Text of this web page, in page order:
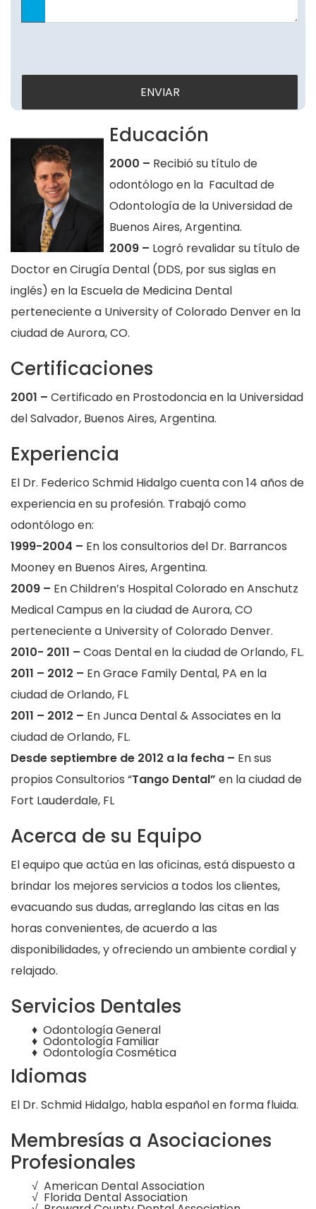
Educación
2000 – Recibió su título de
odontólogo en la Facultad de
Odontología de la Universidad de
Buenos Aires, Argentina.
2009 – Logró revalidar su título de
Doctor en Cirugía Dental (DDS, por sus siglas en
inglés) en la Escuela de Medicina Dental
perteneciente a University of Colorado Denver en la
ciudad de Aurora, CO.
Certificaciones
2001 – Certificado en Prostodoncia en la Universidad
del Salvador, Buenos Aires, Argentina.
Experiencia
El Dr. Federico Schmid Hidalgo cuenta con 14 años de
experiencia en su profesión. Trabajó como
odontólogo en:
1999-2004 – En los consultorios del Dr. Barrancos
Mooney en Buenos Aires, Argentina.
2009 – En Children’s Hospital Colorado en Anschutz
Medical Campus en la ciudad de Aurora, CO
perteneciente a University of Colorado Denver.
2010- 2011 – Coas Dental en la ciudad de Orlando, FL.
2011 – 2012 – En Grace Family Dental, PA en la
ciudad de Orlando, FL
2011 – 2012 – En Junca Dental & Associates en la
ciudad de Orlando, FL.
Desde septiembre de 2012 a la fecha – En sus
propios Consultorios “Tango Dental” en la ciudad de
Fort Lauderdale, FL
Acerca de su Equipo
El equipo que actúa en las oficinas, está dispuesto a
brindar los mejores servicios a todos los clientes,
evacuando sus dudas, arreglando las citas en las
horas convenientes, de acuerdo a las
disponibilidades, y ofreciendo un ambiente cordial y
relajado.
Servicios Dentales
♦ Odontología General
♦ Odontología Familiar
♦ Odontología Cosmética
Idiomas
El Dr. Schmid Hidalgo, habla español en forma fluida.
Membresías a Asociaciones
Profesionales
√ American Dental Association
√ Florida Dental Association